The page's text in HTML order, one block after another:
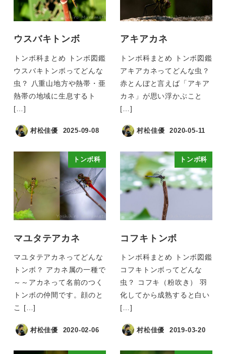
ウスバキトンボ
トンボ科まとめ トンボ図鑑
ウスバキトンボってどんな
虫？ 八重山地方や熱帯・亜
熱帯の地域に生息するト
[…]
村松佳優 2025-09-08
アキアカネ
トンボ科まとめ トンボ図鑑
アキアカネってどんな虫？
赤とんぼと言えば「アキア
カネ」が思い浮かぶこと
[…]
村松佳優 2020-05-11
トンボ科
マユタテアカネ
マユタテアカネってどんな
トンボ？ アカネ属の一種で
～～アカネって名前のつく
トンボの仲間です。顔のと
こ […]
村松佳優 2020-02-06
トンボ科
コフキトンボ
トンボ科まとめ トンボ図鑑
コフキトンボってどんな
虫？ コフキ（粉吹き） 羽
化してから成熟すると白い
[…]
村松佳優 2019-03-20